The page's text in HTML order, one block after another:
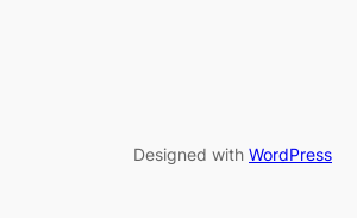
Designed with WordPress